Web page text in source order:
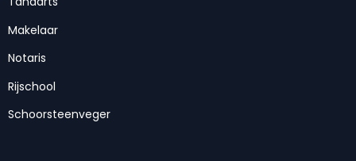
Makelaar
Notaris
Rijschool
Schoorsteenveger